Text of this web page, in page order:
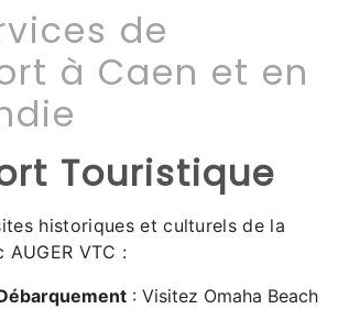
de
à Caen et en
Touristique
historiques et culturels de la
AUGER VTC :
: Visitez Omaha Beach